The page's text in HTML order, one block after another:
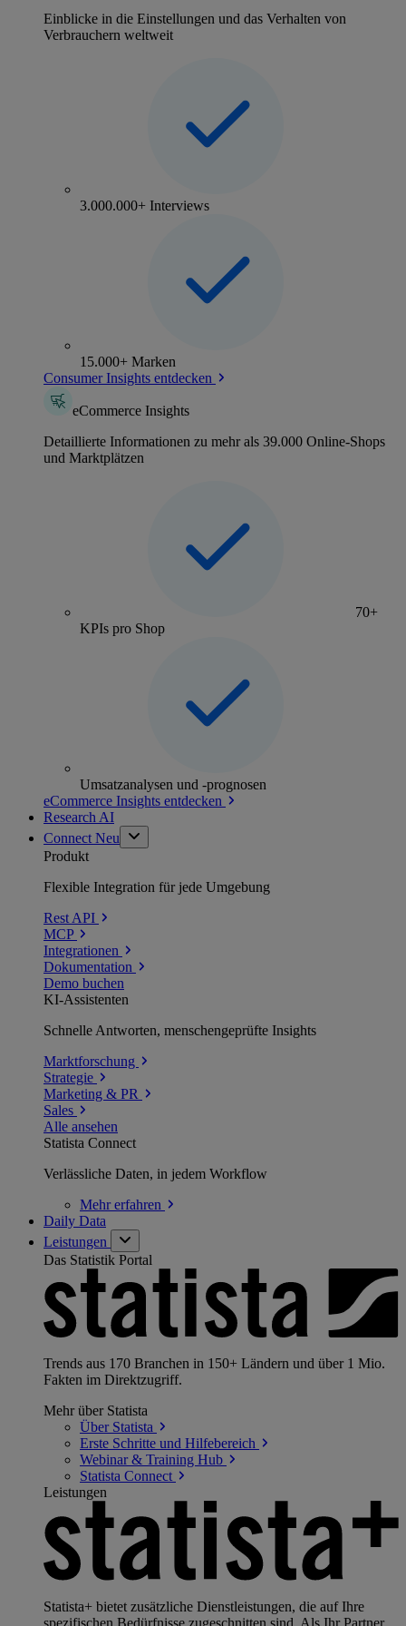
Einblicke in die Einstellungen und das Verhalten von
Verbrauchern weltweit
3.000.000+ Interviews
15.000+ Marken
Consumer Insights entdecken
eCommerce Insights
Detaillierte Informationen zu mehr als 39.000 Online-Shops
und Marktplätzen
70+
KPIs pro Shop
Umsatzanalysen und -prognosen
eCommerce Insights entdecken
Research AI
Connect Neu
Produkt
Flexible Integration für jede Umgebung
Rest API
MCP
Integrationen
Dokumentation
Demo buchen
KI-Assistenten
Schnelle Antworten, menschengeprüfte Insights
Marktforschung
Strategie
Marketing & PR
Sales
Alle ansehen
Statista Connect
Verlässliche Daten, in jedem Workflow
Mehrerfahren
Daily Data
Leistungen
Das Statistik Portal
Trends aus 170 Branchen in 150+ Ländern und über 1 Mio.
Fakten im Direktzugriff.
Mehr über Statista
Über Statista
Erste Schritte und Hilfebereich
Webinar & Training Hub
Statista Connect
Leistungen
Statista+ bietet zusätzliche Dienstleistungen, die auf Ihre
spezifischen Bedürfnisse zugeschnitten sind. Als Ihr Partner